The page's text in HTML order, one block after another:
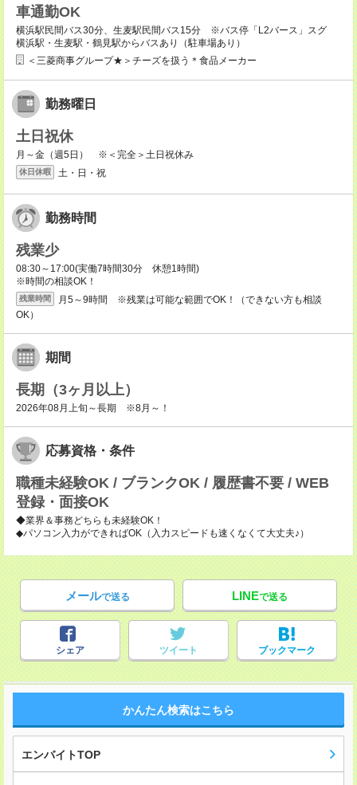
車通勤OK
横浜駅民間バス30分、生麦駅民間バス15分 ※バス停「L2バース」スグ
横浜駅・生麦駅・鶴見駅からバスあり（駐車場あり）
＜三菱商事グループ★＞チーズを扱う＊食品メーカー
勤務曜日
土日祝休
月～金（週5日） ※＜完全＞土日祝休み
休日休暇 土・日・祝
勤務時間
残業少
08:30～17:00(実働7時間30分 休憩1時間)
※時間の相談OK！
残業時間
月5～9時間 ※残業は可能な範囲でOK！（できない方も相談
OK）
期間
長期（3ヶ月以上）
2026年08月上旬～長期 ※8月～！
応募資格・条件
職種未経験OK / ブランクOK / 履歴書不要 / WEB
登録・面接OK
◆業界＆事務どちらも未経験OK！
◆パソコン入力ができればOK（入力スピードも速くなくて大丈夫♪）
メールで送る LINEで送る
シェア ツイート ブックマーク
かんたん検索はこちら
エンバイトTOP